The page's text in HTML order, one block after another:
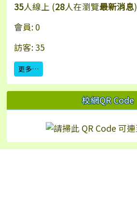
35人線上 (28人在瀏覽最新消息)
會員: 0
訪客: 35
更多…
校網QR Code